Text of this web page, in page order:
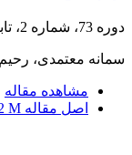
دوره 73، شماره 2، تابستان 1399، صفحه
سمانه معتمدی، رحیم
مشاهده مقاله
اصل مقاله M